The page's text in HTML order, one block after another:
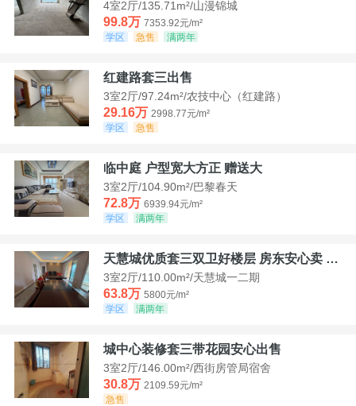
4室2厅/135.71m²/山漫锦城
99.8万 7353.92元/m²
学区
急售 满两年
红建路套三出售
3室2厅/97.24m²/农技中心（红建路）
29.16万 2998.77元/m²
学区
急售
临中庭 户型宽大方正 赠送大
3室2厅/104.90m²/巴黎春天
72.8万 6939.94元/m²
学区
满两年
天慧城优质套三双卫好楼层 房东安心卖 价格好谈
3室2厅/110.00m²/天慧城一二期
63.8万 5800元/m²
学区
满两年
城中心装修套三带花园安心出售
3室2厅/146.00m²/西街房管局宿舍
30.8万 2109.59元/m²
急售